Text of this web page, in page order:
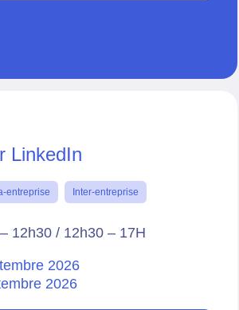
LinkedIn
entreprise Inter-entreprise
12h30 / 12h30 – 17H
2026
2026